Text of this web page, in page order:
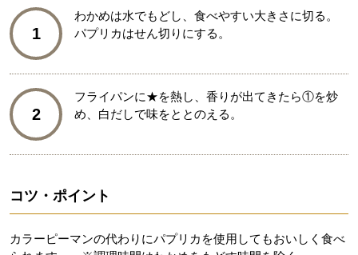
1
わかめは水でもどし、食べやすい大きさに切る。
パプリカはせん切りにする。
2
フライパンに★を熱し、香りが出てきたら①を炒
め、白だしで味をととのえる。
コツ・ポイント
カラーピーマンの代わりにパプリカを使用してもおいしく食べ